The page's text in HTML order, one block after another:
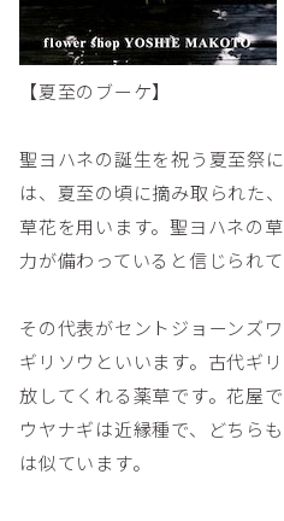
【夏至のブーケ】
聖ヨハネの誕生を祝う夏至祭
は、夏至の頃に摘み取られた
草花を用います。聖ヨハネの
力が備わっていると信じられて
その代表がセントジョーンズ
ギリソウといいます。古代ギ
放してくれる薬草です。花屋
ウヤナギは近縁種で、どちら
は似ています。